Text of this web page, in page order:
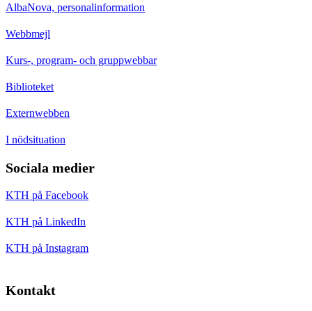
AlbaNova, personalinformation
Webbmejl
Kurs-, program- och gruppwebbar
Biblioteket
Externwebben
I nödsituation
Sociala medier
KTH på Facebook
KTH på LinkedIn
KTH på Instagram
Kontakt